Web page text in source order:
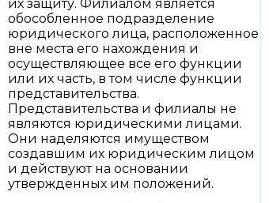
их защиту. Филиалом является
обособленное подразделение
юридического лица, расположенное
вне места его нахождения и
осуществляющее все его функции
или их часть, в том числе функции
представительства.
Представительства и филиалы не
являются юридическими лицами.
Они наделяются имуществом
создавшим их юридическим лицом
и действуют на основании
утвержденных им положений.